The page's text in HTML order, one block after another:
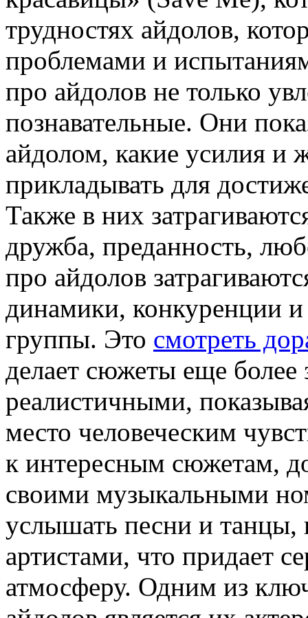
трудностях айдолов,
проблемами и
про айдолов не только
познавательные. Они
айдолом, какие усилия и
прикладывать для
Также в них
дружба, преданность,
про айдолов
динамики, конкуренции
группы. Это смотреть
делает сюжеты еще
реалистичными,
место человеческим
к интересным сюжетам,
своими музыкальными
услышать песни и танцы,
артистами, что придает
атмосферу. Одним из